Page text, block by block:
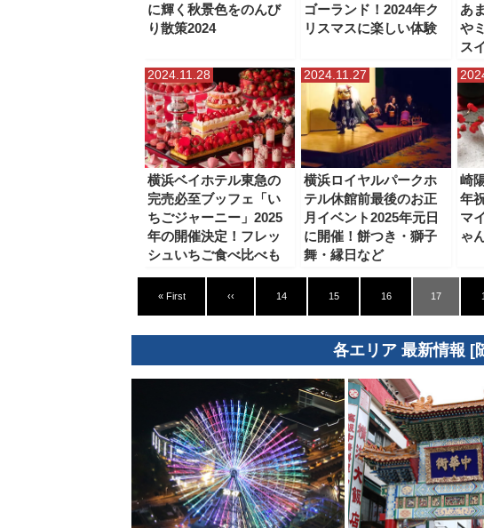
に輝く秋景色をのんび
り散策2024
ゴーランド！2024年ク
リスマスに楽しい体験
あ
や
ス
2024.11.28
横浜ベイホテル東急の
完売必至ブッフェ「い
ちごジャーニー」2025
年の開催決定！フレッ
シュいちご食べ比べも
2024.11.27
横浜ロイヤルパークホ
テル休館前最後のお正
月イベント2025年元日
に開催！餅つき・獅子
舞・縁日など
崎
年
マ
ゃ
« First ‹‹ 14 15 16 17
各エリア 最新情報 [